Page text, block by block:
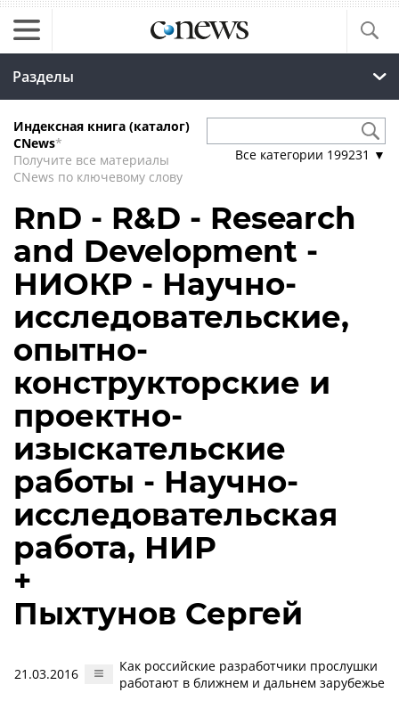
Разделы
Индексная книга (каталог)
CNews*
Получите все материалы
CNews по ключевому слову
Все категории 199231 ▼
RnD - R&D - Research
and Development -
НИОКР - Научно-
исследовательские,
опытно-
конструкторские и
проектно-
изыскательские
работы - Научно-
исследовательская
работа, НИР
+
Пыхтунов Сергей
21.03.2016
Как российские разработчики прослушки
работают в ближнем и дальнем зарубежье